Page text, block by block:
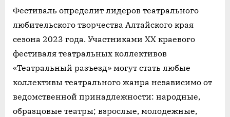
Фестиваль определит лидеров театрального
любительского творчества Алтайского края
сезона 2023 года. Участниками XX краевого
фестиваля театральных коллективов
«Театральный разъезд» могут стать любые
коллективы театрального жанра независимо от
ведомственной принадлежности: народные,
образцовые театры; взрослые, молодежные,